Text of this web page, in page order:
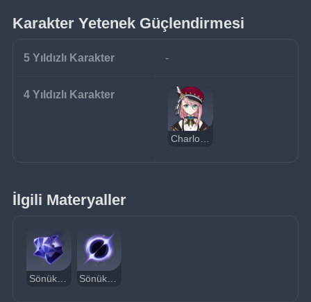
Karakter Yetenek Güçlendirmesi
5 Yıldızlı Karakter -
4 Yıldızlı Karakter
İlgili Materyaller
Sönük Kütle